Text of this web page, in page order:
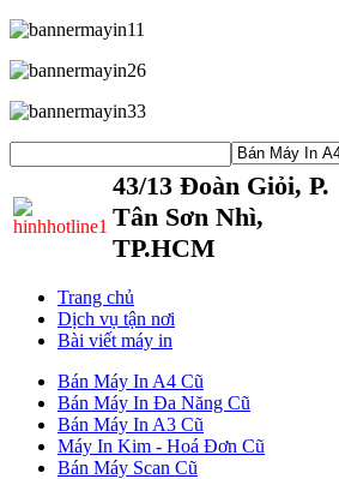
43/13 Đoàn Giỏi, P.
Tân Sơn Nhì,
TP.HCM
Trang chủ
Dịch vụ tận nơi
Bài viết máy in
Bán Máy In A4 Cũ
Bán Máy In Đa Năng Cũ
Bán Máy In A3 Cũ
Máy In Kim - Hoá Đơn Cũ
Bán Máy Scan Cũ